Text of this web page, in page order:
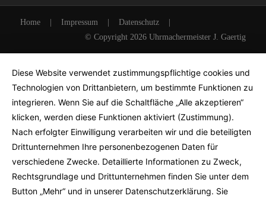
Home | Impressum | Datenschutz
|
© Copyright 2026 Uhrmachermeister J. Gaertig
Diese Website verwendet zustimmungspflichtige cookies und
Technologien von Drittanbietern, um bestimmte Funktionen zu
integrieren. Wenn Sie auf die Schaltfläche „Alle akzeptieren“
klicken, werden diese Funktionen aktiviert (Zustimmung).
Nach erfolgter Einwilligung verarbeiten wir und die beteiligten
Drittunternehmen Ihre personenbezogenen Daten für
verschiedene Zwecke. Detaillierte Informationen zu Zweck,
Rechtsgrundlage und Drittunternehmen finden Sie unter dem
Button „Mehr“ und in unserer Datenschutzerklärung. Sie